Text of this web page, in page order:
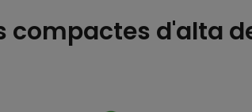
compactes d'alta